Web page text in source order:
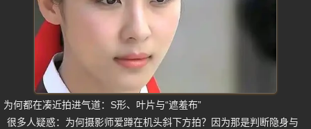
为何都在凑近拍进气道：S形、叶片与“遮羞布”
很多人疑惑：为何摄影师爱蹲在机头斜下方拍？因为那是判断隐身与